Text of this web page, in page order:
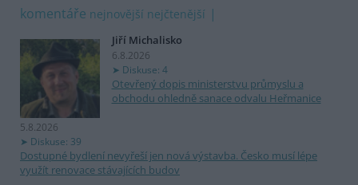
komentáře nejnovější nejčtenější
Jiří Michalisko
6.8.2026
Diskuse: 4
Otevřený dopis ministerstvu průmyslu a
obchodu ohledně sanace odvalu Heřmanice
5.8.2026
Diskuse: 39
Dostupné bydlení nevyřeší jen nová výstavba. Česko musí lépe
využít renovace stávajících budov